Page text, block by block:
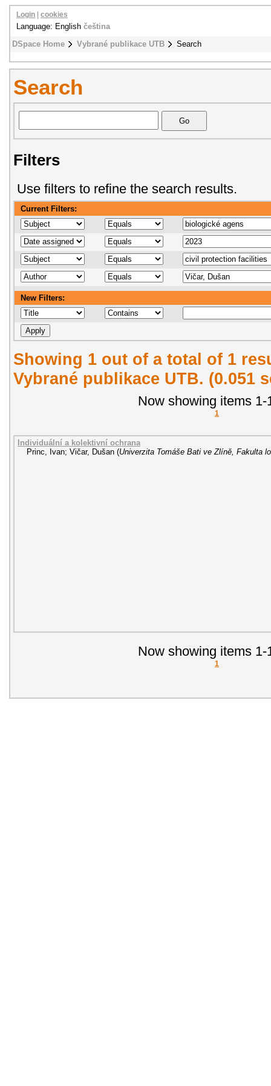
DSpace Home Vybrané publikace UTB Search
Login cookies
Language: English čeština
Search
Filters
Use filters to refine the search results.
Current Filters:
New Filters:
Showing 1 out of a total of 1
Vybrané publikace UTB. (0.051
Now showing items 1-
1
Individuální a kolektivní ochrana
Princ, Ivan; Vičar, Dušan (Univerzita Tomáše Bati ve Zlíně, Fakulta
Now showing items 1-
1